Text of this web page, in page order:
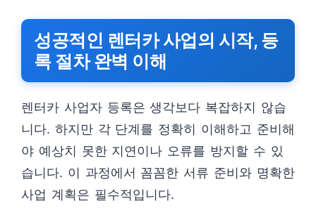
성공적인 렌터카 사업의 시작, 등
록 절차 완벽 이해
렌터카 사업자 등록은 생각보다 복잡하지 않습
니다. 하지만 각 단계를 정확히 이해하고 준비해
야 예상치 못한 지연이나 오류를 방지할 수 있
습니다. 이 과정에서 꼼꼼한 서류 준비와 명확한
사업 계획은 필수적입니다.